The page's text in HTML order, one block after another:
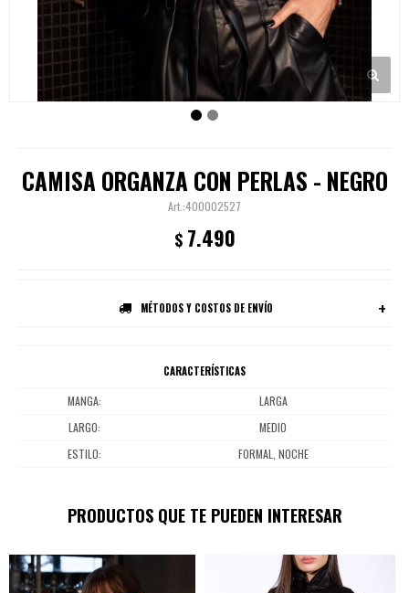
CAMISA ORGANZA CON PERLAS - NEGRO
400002527
$ 7.490
MÉTODOS Y COSTOS DE ENVÍO
CARACTERÍSTICAS
MANGA
LARGA
LARGO
MEDIO
ESTILO
FORMAL, NOCHE
PRODUCTOS QUE TE PUEDEN INTERESAR